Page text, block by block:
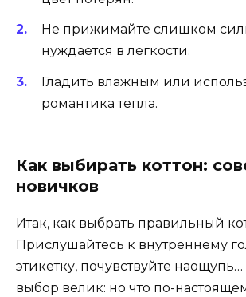
Не прижимайте слишком
нуждается в лёгкости.
Гладить влажным или
романтика тепла.
Как выбирать коттон:
новичков
Итак, как выбрать правильный
Прислушайтесь к внутреннему
этикетку, почувствуйте
выбор велик: но что по-